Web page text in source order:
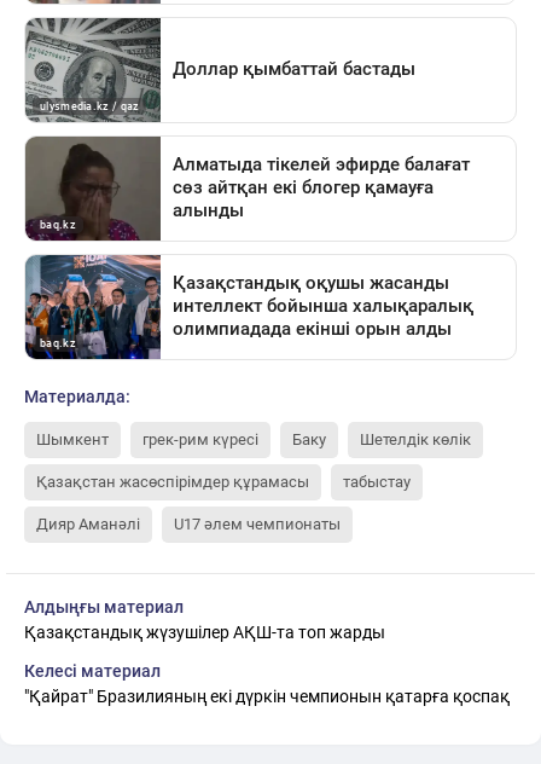
Материалда:
Шымкент грек-рим күресі Баку Шетелдік көлік
Қазақстан жасөспірімдер құрамасы табыстау
Дияр Аманәлі U17 әлем чемпионаты
Алдыңғы материал
Қазақстандық жүзушілер АҚШ-та топ жарды
Келесі материал
"Қайрат" Бразилияның екі дүркін чемпионын қатарға қоспақ